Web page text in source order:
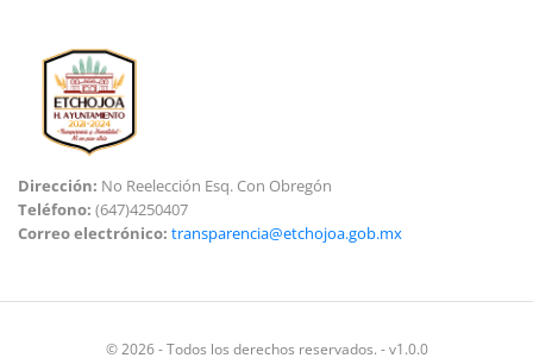
Dirección: No Reelección Esq. Con Obregón
Teléfono: (647)4250407
Correo electrónico: transparencia@etchojoa.gob.mx
© 2026 - Todos los derechos reservados. - v1.0.0